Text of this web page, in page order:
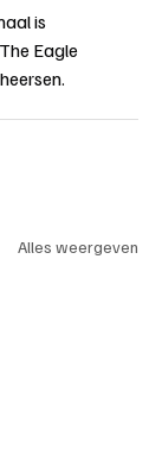
is
Eagle
Alles weergeven